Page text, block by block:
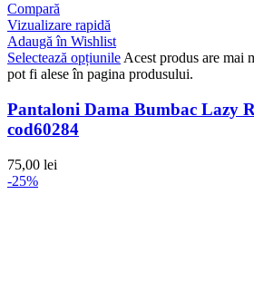
Compară
Vizualizare rapidă
Adaugă în Wishlist
Selectează opțiunile Acest produs are mai
pot fi alese în pagina produsului.
Pantaloni Dama Bumbac Lazy
cod60284
75,00 lei
-25%